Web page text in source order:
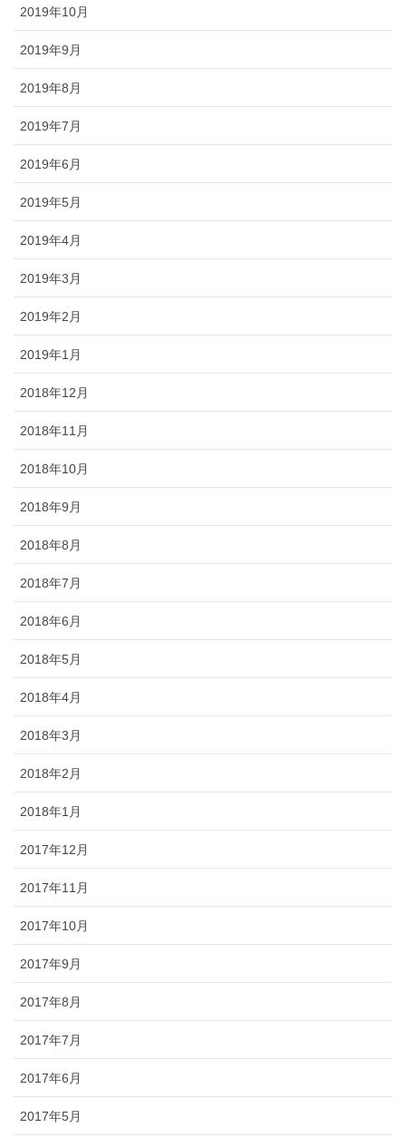
2019年10月
2019年9月
2019年8月
2019年7月
2019年6月
2019年5月
2019年4月
2019年3月
2019年2月
2019年1月
2018年12月
2018年11月
2018年10月
2018年9月
2018年8月
2018年7月
2018年6月
2018年5月
2018年4月
2018年3月
2018年2月
2018年1月
2017年12月
2017年11月
2017年10月
2017年9月
2017年8月
2017年7月
2017年6月
2017年5月